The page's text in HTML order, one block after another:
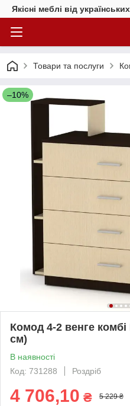
Якісні меблі від
Товари та послуги
–10%
Комод 4-2 венге комбі
см)
В наявності
Код: 731288
Роздріб
4 706,10 ₴ 5 229 ₴